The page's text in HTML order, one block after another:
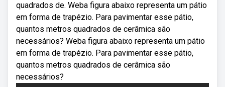
quadrados de. Weba figura abaixo representa um pátio
em forma de trapézio. Para pavimentar esse pátio,
quantos metros quadrados de cerâmica são
necessários? Weba figura abaixo representa um pátio
em forma de trapézio. Para pavimentar esse pátio,
quantos metros quadrados de cerâmica são
necessários?